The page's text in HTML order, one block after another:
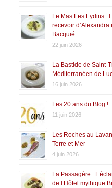
Le Mas Les Eydins :
recevoir d’Alexandra
Bacquié
22 juin 2026
La Bastide de Saint-
Méditerranéen de
16 juin 2026
Les 20 ans du Blog !
11 juin 2026
Les Roches au
Terre et Mer
4 juin 2026
La Passagère :
de l’Hôtel mythique